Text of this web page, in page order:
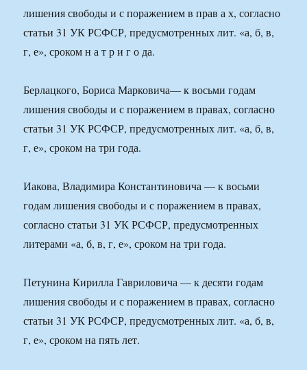
лишения свободы и с поражением в прав а х, согласно
статьи 31 УК РСФСР, предусмотренных лит. «а, б, в,
г, е», сроком н а т р и г о да.
Берлацкого, Бориса Марковича— к восьми годам
лишения свободы и с поражением в правах, согласно
статьи 31 УК РСФСР, предусмотренных лит. «а, б, в,
г, е», сроком на три года.
Иакова, Владимира Константиновича — к восьми
годам лишения свободы и с поражением в правах,
согласно статьи 31 УК РСФСР, предусмотренных
литерами «а, б, в, г, е», сроком на три года.
Петунина Кирилла Гавриловича — к десяти годам
лишения свободы и с поражением в правах, согласно
статьи 31 УК РСФСР, предусмотренных лит. «а, б, в,
г, е», сроком на пять лет.